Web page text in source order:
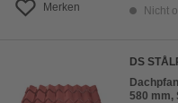
Merken Nicht
DS
580 mm,